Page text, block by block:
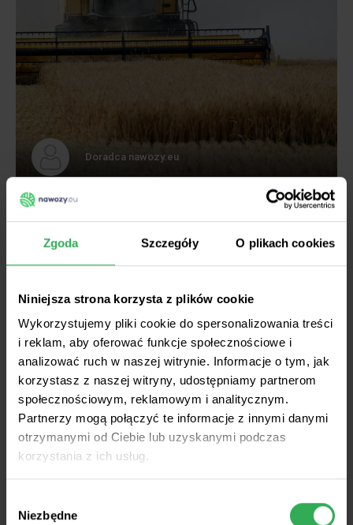
Zgoda Szczegóły O plikach cookies
Niniejsza strona korzysta z plików cookie
Wykorzystujemy pliki cookie do spersonalizowania treści
i reklam, aby oferować funkcje społecznościowe i
analizować ruch w naszej witrynie. Informacje o tym, jak
korzystasz z naszej witryny, udostępniamy partnerom
społecznościowym, reklamowym i analitycznym.
Partnerzy mogą połączyć te informacje z innymi danymi
otrzymanymi od Ciebie lub uzyskanymi podczas
korzystania z ich usług.
zgody
Niezbędne
Doradca nawozy.eu
Z kraju
Żniwa 2026 rozczarowują.
KRIR alarmuje: nawet 30%
niższe plony i apeluje o pilne
wsparcie dla rolników